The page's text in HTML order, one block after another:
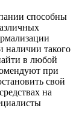
способны
наличии такого
в любой
при
свой
на